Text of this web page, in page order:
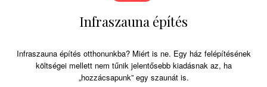
Infraszauna építés
Infraszauna építés otthonunkba? Miért is ne. Egy ház felépítésének
költségei mellett nem tűnik jelentősebb kiadásnak az, ha
„hozzácsapunk” egy szaunát is.